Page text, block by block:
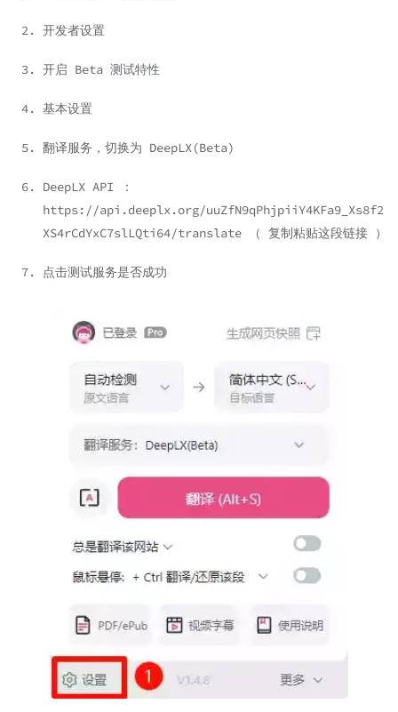
开发者设置
开启 Beta 测试特性
基本设置
翻译服务，切换为 DeepLX(Beta)
DeepLX API ：
https://api.deeplx.org/uuZfN9qPhjpiiY4KFa9_Xs8f2
XS4rCdYxC7slLQti64/translate
（ 复制粘贴这段链接 ）
点击测试服务是否成功